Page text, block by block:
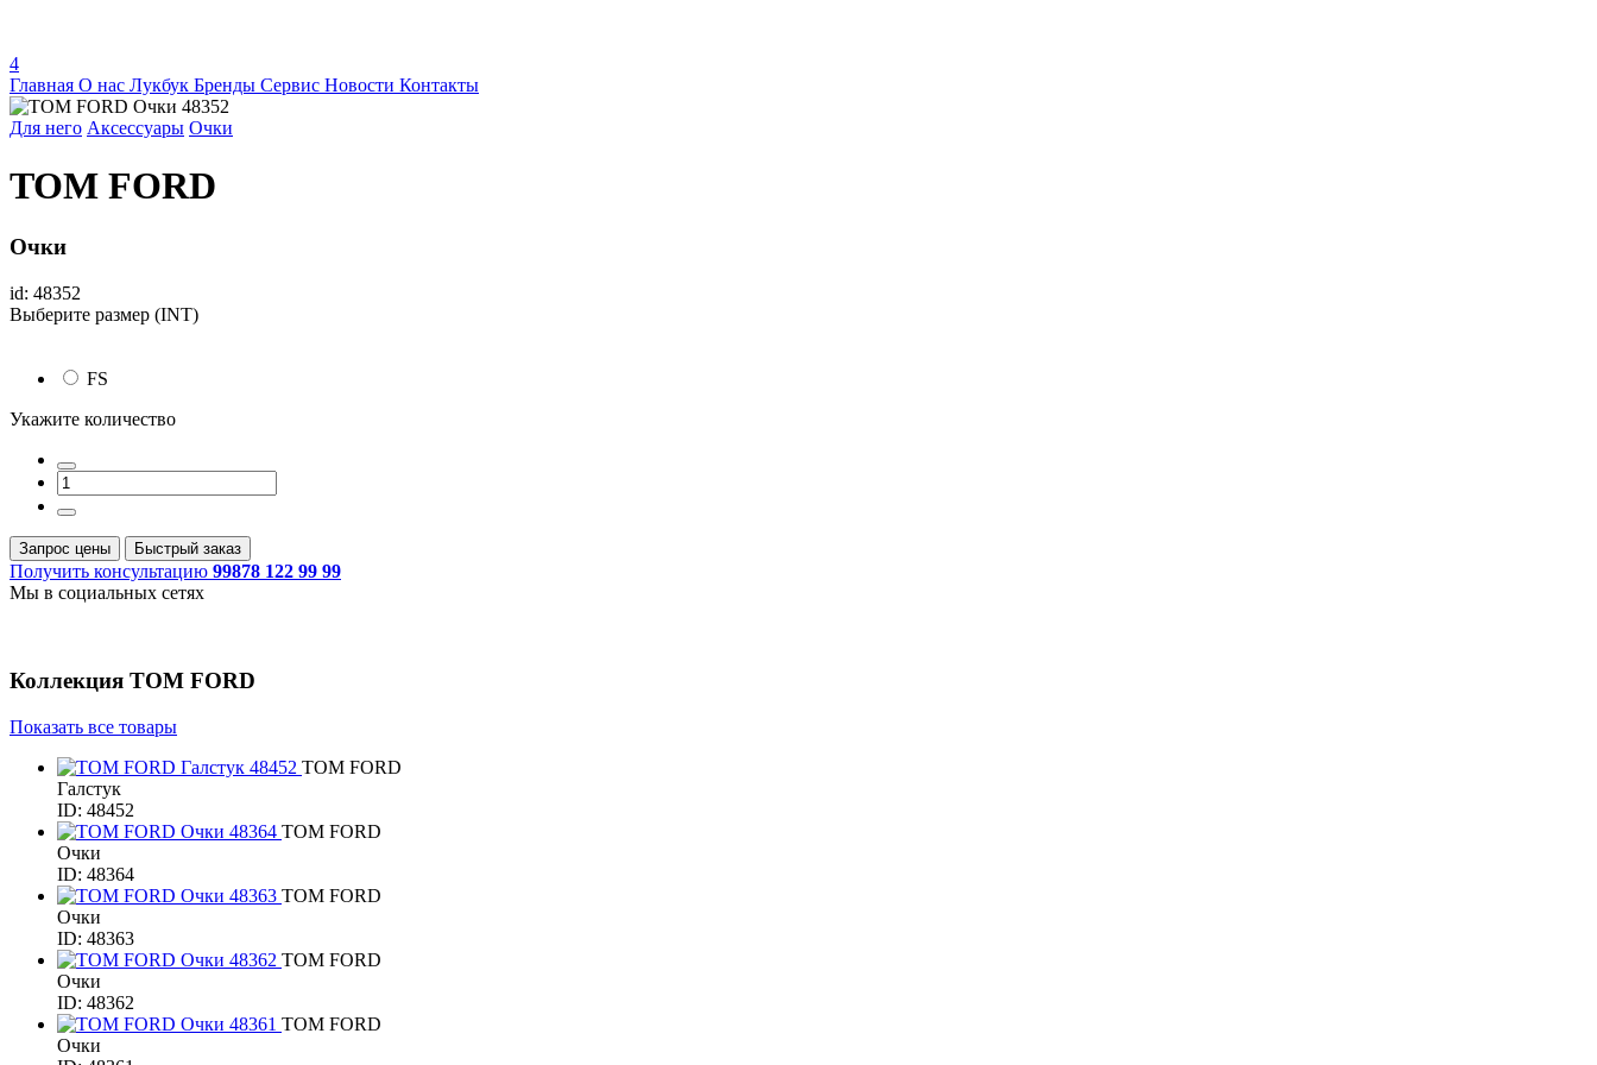
4
Главная О нас Лукбук Бренды Сервис Новости Контакты
Для него Аксессуары Очки
TOM FORD
Очки
id: 48352
Выберите размер (INT)
FS
Укажите количество
Запрос цены Быстрый заказ
Получить консультацию 99878 122 99 99
Мы в социальных сетях
Коллекция TOM FORD
Показать все товары
TOM FORD
Галстук
ID: 48452
TOM FORD
Очки
ID: 48364
TOM FORD
Очки
ID: 48363
TOM FORD
Очки
ID: 48362
TOM FORD
Очки